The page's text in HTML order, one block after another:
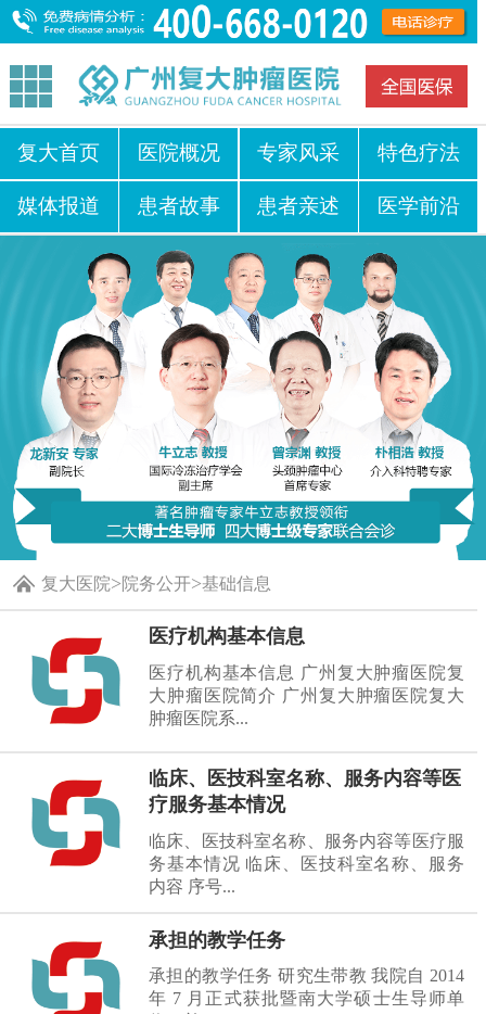
复大首页 医院概况 专家风采 特色疗法
媒体报道 患者故事 患者亲述 医学前沿
复大医院>院务公开>基础信息
医疗机构基本信息
医疗机构基本信息 广州复大肿瘤医院复
大肿瘤医院简介 广州复大肿瘤医院复大
肿瘤医院系...
临床、医技科室名称、服务内容等医
疗服务基本情况
临床、医技科室名称、服务内容等医疗服
务基本情况 临床、医技科室名称、服务
内容 序号...
承担的教学任务
承担的教学任务 研究生带教 我院自 2014
年 7 月正式获批暨南大学硕士生导师单